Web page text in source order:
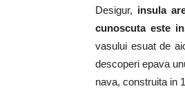
Desigur, insula
cunoscuta este
vasului esuat de
descoperi epava
nava, construita in